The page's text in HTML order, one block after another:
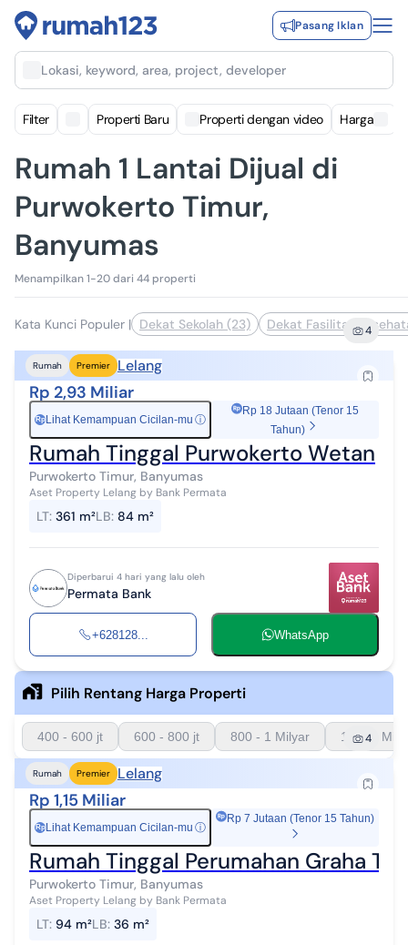
Pasang Iklan
Lokasi, keyword, area, project, developer
Filter Properti Baru Properti dengan video Harga
Rumah 1 Lantai Dijual di
Purwokerto Timur,
Banyumas
Menampilkan 1-20 dari 44 properti
Kata Kunci Populer | Dekat Sekolah (23) Dekat Fasilitas 4
Rumah Premier Lelang
Rp 2,93 Miliar
Rp Lihat Kemampuan Cicilan-mu ⓘ
Rp 18 Jutaan (Tenor 15
Tahun)
Rumah Tinggal Purwokerto Wetan
Purwokerto Timur, Banyumas
Aset Property Lelang by Bank Permata
LT: 361 m²LB: 84 m²
Diperbarui 4 hari yang lalu oleh
Permata Bank
+628128... WhatsApp
Pilih Rentang Harga Properti
400 - 600 jt 600 - 800 jt 800 - 1 Milyar 1 - 1.5
4
Rumah Premier Lelang
Rp 1,15 Miliar
Rp Lihat Kemampuan Cicilan-mu ⓘ
Rp 7 Jutaan (Tenor 15 Tahun)
Rumah Tinggal Perumahan Graha
Purwokerto Timur, Banyumas
Aset Property Lelang by Bank Permata
LT: 94 m²LB: 36 m²